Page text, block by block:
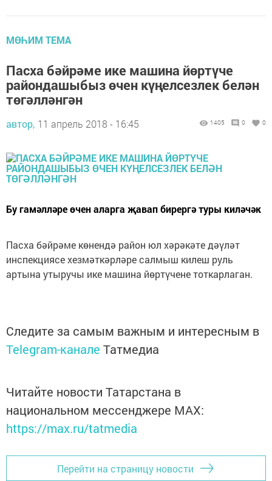
МӨҺИМ ТЕМА
Пасха бәйрәме ике машина йөртүче
райондашыбыз өчен күңелсезлек белән
төгәлләнгән
автор, 11 апрель 2018 - 16:45 1405 0 0
Бу гамәлләре өчен аларга җавап бирергә туры киләчәк
Пасха бәйрәме көнендә район юл хәрәкәте дәүләт
инспекциясе хезмәткәрләре салмыш килеш руль
артына утыручы ике машина йөртүчене тоткарлаган.
Следите за самым важным и интересным в
Telegram-канале Татмедиа
Читайте новости Татарстана в
национальном мессенджере MАХ:
https://max.ru/tatmedia
Перейти на страницу новости